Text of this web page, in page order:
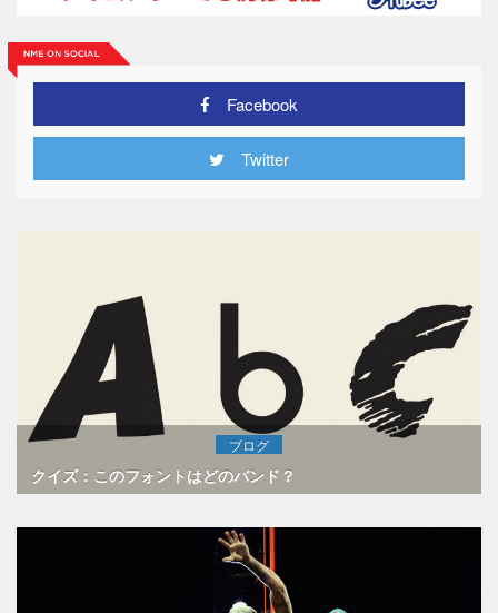
Facebook
Twitter
ブログ
クイズ：このフォントはどのバンド？